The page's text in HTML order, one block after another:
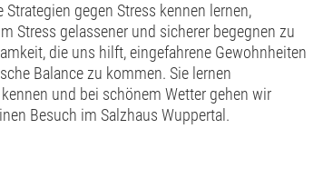
gegen Stress kennen lernen,
Stress gelassener und sicherer begegnen zu
die uns hilft, eingefahrene Gewohnheiten
Balance zu kommen. Sie lernen
und bei schönem Wetter gehen wir
Besuch im Salzhaus Wuppertal.